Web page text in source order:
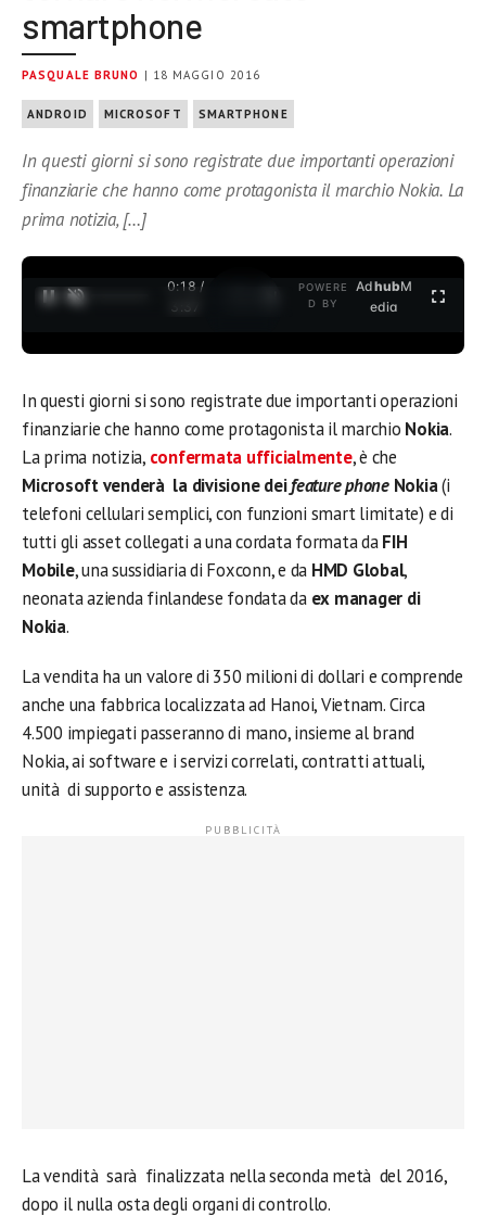
smartphone
PASQUALE BRUNO | 18 MAGGIO 2016
ANDROID MICROSOFT SMARTPHONE
In questi giorni si sono registrate due importanti operazioni
finanziarie che hanno come protagonista il marchio Nokia. La
prima notizia, […]
0:19 /
3:37
POWERE
D BY
AdhubM
edia
In questi giorni si sono registrate due importanti operazioni
finanziarie che hanno come protagonista il marchio Nokia.
La prima notizia, confermata ufficialmente, è che
Microsoft venderà la divisione deifeature phoneNokia(i
telefoni cellulari semplici, con funzioni smart limitate) e di
tutti gli asset collegati a una cordata formata daFIH
Mobile, una sussidiaria di Foxconn, e da HMD Global,
neonata azienda finlandese fondata da ex manager di
Nokia.
La vendita ha un valore di 350 milioni di dollari e comprende
anche una fabbrica localizzata ad Hanoi, Vietnam. Circa
4.500 impiegati passeranno di mano, insieme al brand
Nokia, ai software e i servizi correlati, contratti attuali,
unità di supporto e assistenza.
La vendità sarà finalizzata nella seconda metà del 2016,
dopo il nulla osta degli organi di controllo.